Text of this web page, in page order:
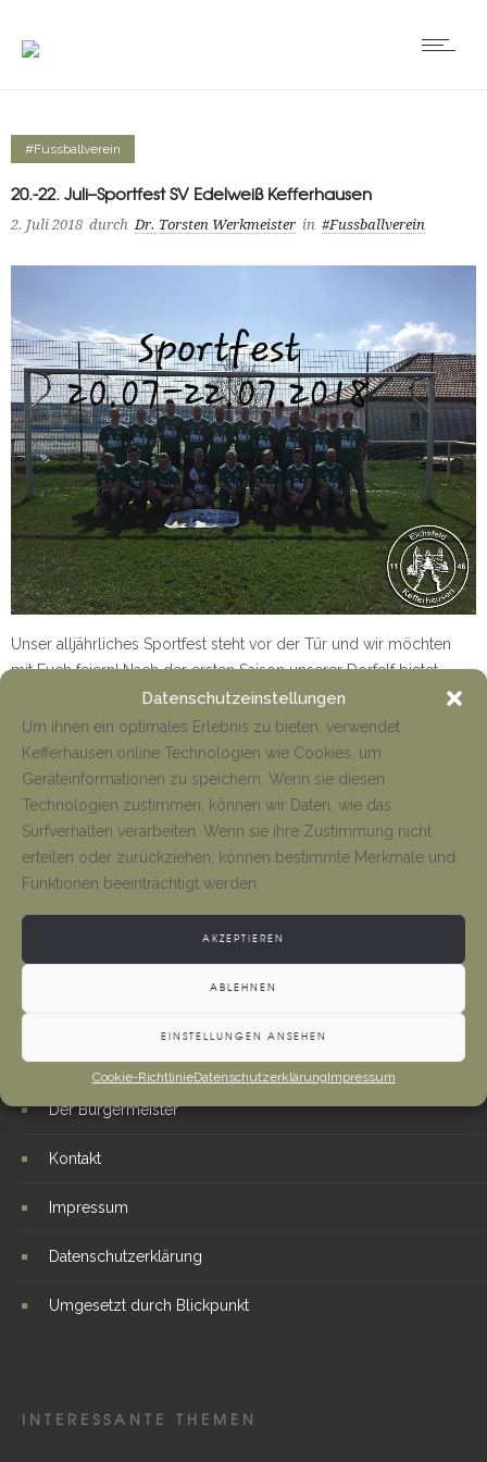
Datenschutzeinstellungen
Um ihnen ein optimales Erlebnis zu bieten, verwendet
Kefferhausen.online Technologien wie Cookies, um
Geräteinformationen zu speichern. Wenn sie diesen
Technologien zustimmen, können wir Daten, wie das
Surfverhalten verarbeiten. Wenn sie ihre Zustimmung nicht
erteilen oder zurückziehen, können bestimmte Merkmale und
Funktionen beeinträchtigt werden.
AKZEPTIEREN
ABLEHNEN
EINSTELLUNGEN ANSEHEN
Cookie-RichtlinieDatenschutzerklärungImpressum
#Fussballverein
20.-22. Juli–Sportfest SV Edelweiß Kefferhausen
2. Juli 2018 durch Dr. Torsten Werkmeister in #Fussballverein
Unser alljährliches Sportfest steht vor der Tür und wir möchten
mit Euch feiern! Nach der ersten Saison unserer Dorfelf bietet
dieses Event einen Abschluss, als auch einen Startschuss für die
Mehr
WEITERE LINKS
Der Bürgermeister
Kontakt
Impressum
Datenschutzerklärung
Umgesetzt durch Blickpunkt
INTERESSANTE THEMEN